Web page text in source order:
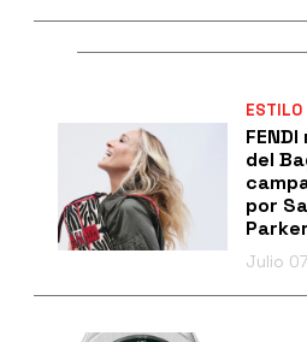
ESTILO
del
por
Julio